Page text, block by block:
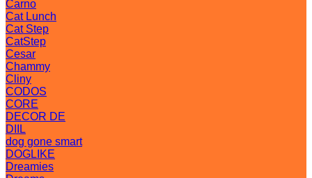
Carno
Cat Lunch
Cat Step
CatStep
Cesar
Chammy
Cliny
CODOS
CORE
DECOR DE
DIIL
dog gone smart
DOGLIKE
Dreamies